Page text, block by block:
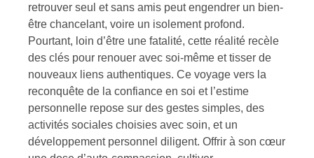
retrouver seul et sans amis peut engendrer un bien-
être chancelant, voire un isolement profond.
Pourtant, loin d’être une fatalité, cette réalité recèle
des clés pour renouer avec soi-même et tisser de
nouveaux liens authentiques. Ce voyage vers la
reconquête de la confiance en soi et l’estime
personnelle repose sur des gestes simples, des
activités sociales choisies avec soin, et un
développement personnel diligent. Offrir à son cœur